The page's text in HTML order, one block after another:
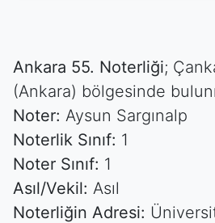
Ankara 55. Noterliği;
(Ankara) bölgesinde
Noter: Aysun Sargınalp
Noterlik Sınıf: 1
Noter Sınıf: 1
Asıl/Vekil: Asıl
Noterliğin Adresi: